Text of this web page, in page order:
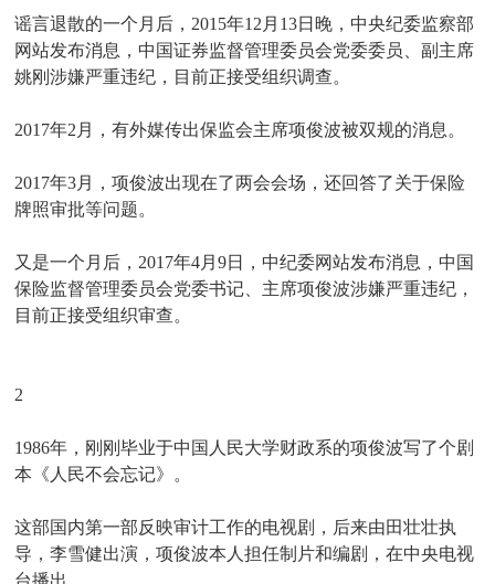
谣言退散的一个月后，2015年12月13日晚，中央纪委监察部
网站发布消息，中国证券监督管理委员会党委委员、副主席
姚刚涉嫌严重违纪，目前正接受组织调查。
2017年2月，有外媒传出保监会主席项俊波被双规的消息。
2017年3月，项俊波出现在了两会会场，还回答了关于保险
牌照审批等问题。
又是一个月后，2017年4月9日，中纪委网站发布消息，中国
保险监督管理委员会党委书记、主席项俊波涉嫌严重违纪，
目前正接受组织审查。
2
1986年，刚刚毕业于中国人民大学财政系的项俊波写了个剧
本《人民不会忘记》。
这部国内第一部反映审计工作的电视剧，后来由田壮壮执
导，李雪健出演，项俊波本人担任制片和编剧，在中央电视
台播出。